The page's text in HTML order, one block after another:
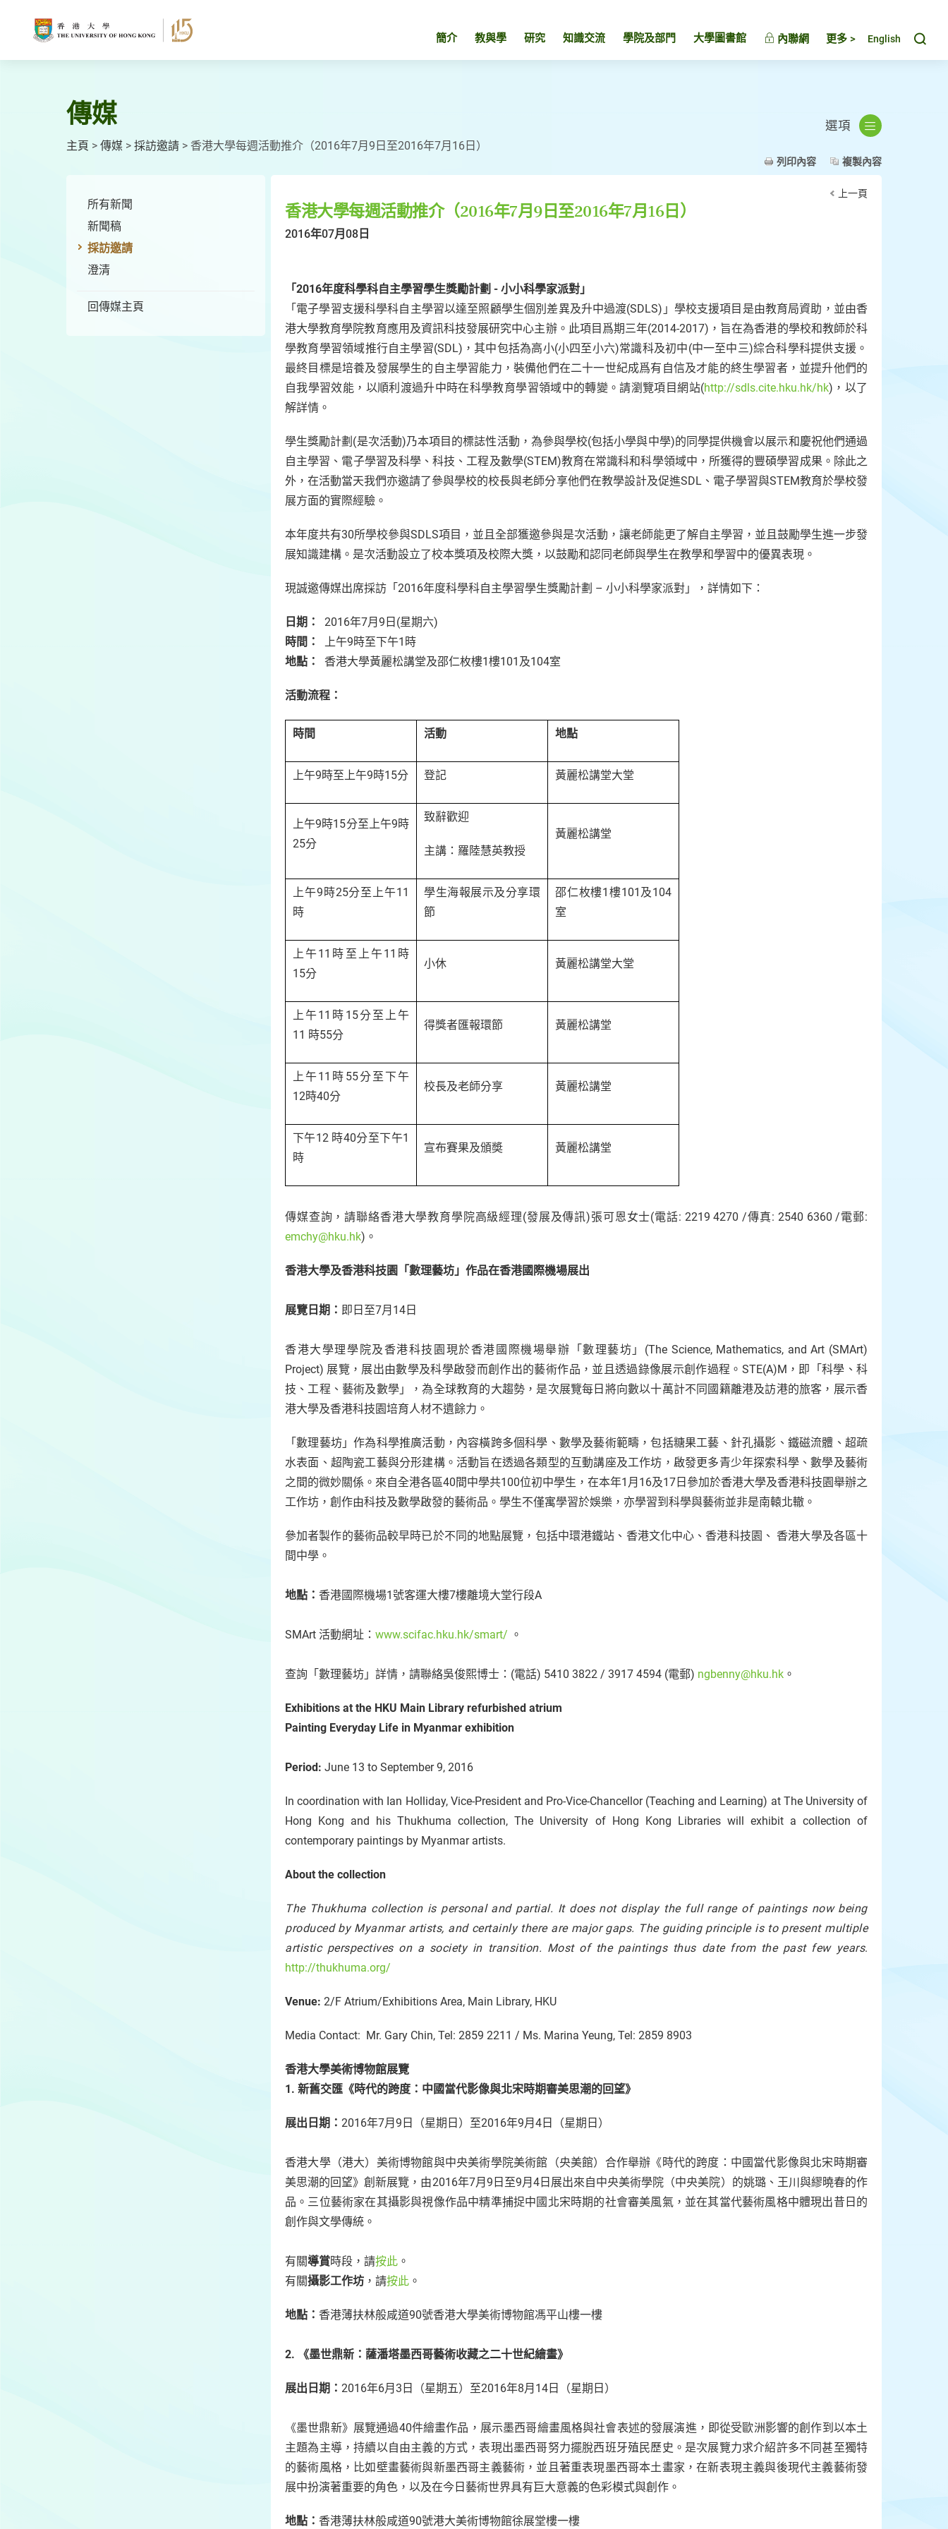
簡介 教與學 研究 知識交流 學院及部門 大學圖書館 內聯網 更多 > English
傳媒
主頁 > 傳媒 > 採訪邀請 > 香港大學每週活動推介（2016年7月9日至2016年7月16日）
選項
列印內容 複製內容
所有新聞
新聞稿
採訪邀請
澄清
回傳媒主頁
上一頁
香港大學每週活動推介（2016年7月9日至2016年7月16日）
2016年07月08日
「2016年度科學科自主學習學生獎勵計劃 - 小小科學家派對」
「電子學習支援科學科自主學習以達至照顧學生個別差異及升中過渡(SDLS)」學校支援項目是由教育局資助，並由香
港大學教育學院教育應用及資訊科技發展研究中心主辦。此項目爲期三年(2014-2017)，旨在為香港的學校和教師於科
學教育學習領域推行自主學習(SDL)，其中包括為高小(小四至小六)常識科及初中(中一至中三)綜合科學科提供支援。
最終目標是培養及發展學生的自主學習能力，裝備他們在二十一世紀成爲有自信及才能的終生學習者，並提升他們的
自我學習效能，以順利渡過升中時在科學教育學習領域中的轉變。請瀏覽項目網站(http://sdls.cite.hku.hk/hk)，以了
解詳情。
學生獎勵計劃(是次活動)乃本項目的標誌性活動，為參與學校(包括小學與中學)的同學提供機會以展示和慶祝他們通過
自主學習、電子學習及科學、科技、工程及數學(STEM)教育在常識科和科學領域中，所獲得的豐碩學習成果。除此之
外，在活動當天我們亦邀請了參與學校的校長與老師分享他們在教學設計及促進SDL、電子學習與STEM教育於學校發
展方面的實際經驗。
本年度共有30所學校參與SDLS項目，並且全部獲邀參與是次活動，讓老師能更了解自主學習，並且鼓勵學生進一步發
展知識建構。是次活動設立了校本獎項及校際大獎，以鼓勵和認同老師與學生在教學和學習中的優異表現。
現誠邀傳媒出席採訪「2016年度科學科自主學習學生獎勵計劃 – 小小科學家派對」，詳情如下：
日期：
2016年7月9日(星期六)
時間：
上午9時至下午1時
地點：
香港大學黃麗松講堂及邵仁枚樓1樓101及104室
活動流程：
時間 活動 地點
上午9時至上午9時15分 登記 黃麗松講堂大堂
上午9時15分至上午9時
25分
致辭歡迎
主講：羅陸慧英教授
黃麗松講堂
上午9時25分至上午11
時
學生海報展示及分享環
節
邵仁枚樓1樓101及104
室
上午11時至上午11時
15分
小休 黃麗松講堂大堂
上午11時15分至上午
11 時55分
得獎者匯報環節 黃麗松講堂
上午11時55分至下午
12時40分
校長及老師分享 黃麗松講堂
下午12 時40分至下午1
時
宣布賽果及頒奬 黃麗松講堂
傳媒查詢，請聯絡香港大學教育學院高級經理(發展及傳訊)張可恩女士(電話: 2219 4270 /傳真: 2540 6360 /電郵:
emchy@hku.hk)。
香港大學及香港科技園「數理藝坊」作品在香港國際機場展出
展覽日期： 即日至7月14日
香港大學理學院及香港科技園現於香港國際機場舉辦「數理藝坊」(The Science, Mathematics, and Art (SMArt)
Project) 展覽，展出由數學及科學啟發而創作出的藝術作品，並且透過錄像展示創作過程。STE(A)M，即「科學、科
技、工程、藝術及數學」，為全球教育的大趨勢，是次展覽每日將向數以十萬計不同國籍離港及訪港的旅客，展示香
港大學及香港科技園培育人材不遺餘力。
「數理藝坊」作為科學推廣活動，內容橫跨多個科學、數學及藝術範疇，包括糖果工藝、針孔攝影、鐵磁流體、超疏
水表面、超陶瓷工藝與分形建構。活動旨在透過各類型的互動講座及工作坊，啟發更多青少年探索科學、數學及藝術
之間的微妙關係。來自全港各區40間中學共100位初中學生，在本年1月16及17日參加於香港大學及香港科技園舉辦之
工作坊，創作由科技及數學啟發的藝術品。學生不僅寓學習於娛樂，亦學習到科學與藝術並非是南轅北轍。
參加者製作的藝術品較早時已於不同的地點展覽，包括中環港鐵站、香港文化中心、香港科技園、 香港大學及各區十
間中學。
地點： 香港國際機場1號客運大樓7樓離境大堂行段A
SMArt 活動網址： www.scifac.hku.hk/smart/ 。
查詢「數理藝坊」詳情，請聯絡吳俊熙博士：(電話) 5410 3822 / 3917 4594 (電郵) ngbenny@hku.hk 。
Exhibitions at the HKU Main Library refurbished atrium
Painting Everyday Life in Myanmar exhibition
Period: June 13 to September 9, 2016
In coordination with Ian Holliday, Vice-President and Pro-Vice-Chancellor (Teaching and Learning) at The University of
Hong Kong and his Thukhuma collection, The University of Hong Kong Libraries will exhibit a collection of
contemporary paintings by Myanmar artists.
About the collection
The Thukhuma collection is personal and partial. It does not display the full range of paintings now being
produced by Myanmar artists, and certainly there are major gaps. The guiding principle is to present multiple
artistic perspectives on a society in transition. Most of the paintings thus date from the past few years.
http://thukhuma.org/
Venue: 2/F Atrium/Exhibitions Area, Main Library, HKU
Media Contact: Mr. Gary Chin, Tel: 2859 2211 / Ms. Marina Yeung, Tel: 2859 8903
香港大學美術博物館展覽
1. 新舊交匯《時代的跨度：中國當代影像與北宋時期審美思潮的回望》
展出日期： 2016年7月9日（星期日）至2016年9月4日（星期日）
香港大學（港大）美術博物館與中央美術學院美術館（央美館）合作舉辦《時代的跨度：中國當代影像與北宋時期審
美思潮的回望》創新展覽，由2016年7月9日至9月4日展出來自中央美術學院（中央美院）的姚璐、王川與繆曉春的作
品。三位藝術家在其攝影與視像作品中精準捕捉中國北宋時期的社會審美風氣，並在其當代藝術風格中體現出昔日的
創作與文學傳統。
有關導賞時段，請按此 。
有關攝影工作坊 ，請按此 。
地點： 香港薄扶林般咸道90號香港大學美術博物館馮平山樓一樓
2. 《墨世鼎新：薩潘塔墨西哥藝術收藏之二十世紀繪畫》
展出日期： 2016年6月3日（星期五）至2016年8月14日（星期日）
《墨世鼎新》展覽通過40件繪畫作品，展示墨西哥繪畫風格與社會表述的發展演進，即從受歐洲影響的創作到以本土
主題為主導，持續以自由主義的方式，表現出墨西哥努力擺脫西班牙殖民歷史。是次展覽力求介紹許多不同甚至獨特
的藝術風格，比如壁畫藝術與新墨西哥主義藝術，並且著重表現墨西哥本土畫家，在新表現主義與後現代主義藝術發
展中扮演著重要的角色，以及在今日藝術世界具有巨大意義的色彩模式與創作。
地點： 香港薄扶林般咸道90號港大美術博物館徐展堂樓一樓